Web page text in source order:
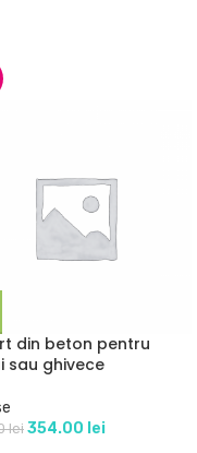
din beton pentru
sau ghivece
lei 354.00 lei